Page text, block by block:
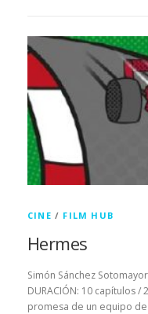
CINE / FILM HUB
Hermes
Simón Sánchez
DURACIÓN: 10 capítulos
promesa de un equipo